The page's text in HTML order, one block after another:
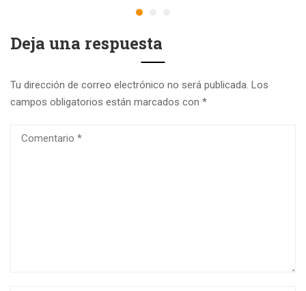
Deja una respuesta
Tu dirección de correo electrónico no será publicada. Los
campos obligatorios están marcados con *